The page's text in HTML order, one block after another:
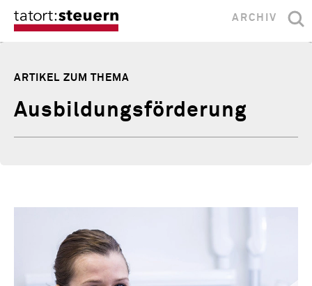
ARCHIV
ARTIKEL ZUM THEMA
Ausbildungsförderung